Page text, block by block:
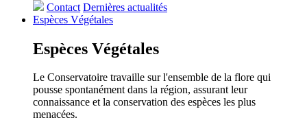
Contact Dernières actualités
Espèces Végétales
Espèces Végétales
Le Conservatoire travaille sur l'ensemble de la flore qui
pousse spontanément dans la région, assurant leur
connaissance et la conservation des espèces les plus
menacées.